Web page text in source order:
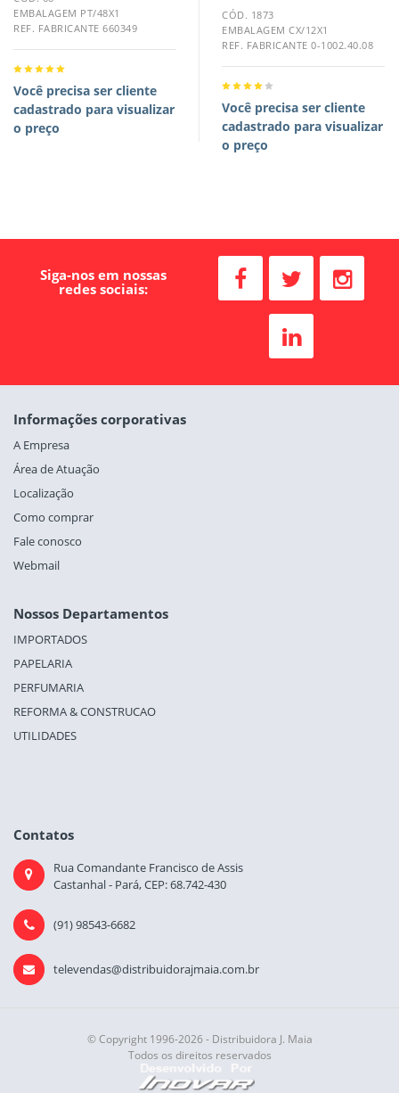
EMBALAGEM PT/48X1
REF. FABRICANTE 660349
Você precisa ser cliente
cadastrado para visualizar
o preço
CÓD. 1873
EMBALAGEM CX/12X1
REF. FABRICANTE 0-1002.40.08
Você precisa ser cliente
cadastrado para visualizar
o preço
Siga-nos em nossas
redes sociais:
Informações corporativas
A Empresa
Área de Atuação
Localização
Como comprar
Fale conosco
Webmail
Nossos Departamentos
IMPORTADOS
PAPELARIA
PERFUMARIA
REFORMA & CONSTRUCAO
UTILIDADES
Contatos
Rua Comandante Francisco de Assis
Castanhal - Pará, CEP: 68.742-430
(91) 98543-6682
televendas@distribuidorajmaia.com.br
© Copyright 1996-2026 - Distribuidora J. Maia
Todos os direitos reservados